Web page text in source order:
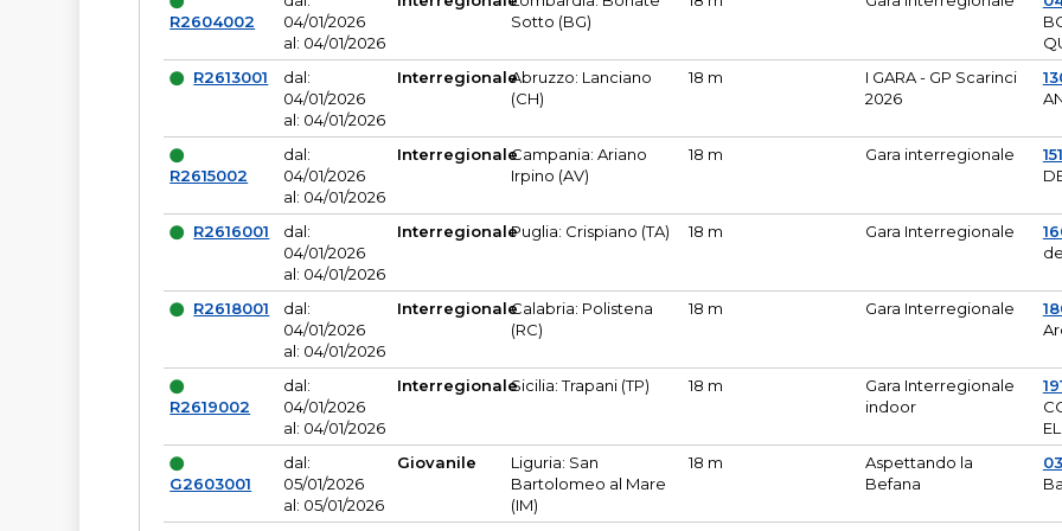
R2604002
04/01/2026
al: 04/01/2026
Sotto (BG)
R2613001
dal:
04/01/2026
al: 04/01/2026
InterregionaleAbruzzo: Lanciano
(CH)
18 m
I GARA - GP Scarinci
2026
R2615002
dal:
04/01/2026
al: 04/01/2026
InterregionaleCampania: Ariano
Irpino (AV)
18 m Gara interregionale
R2616001
dal:
04/01/2026
al: 04/01/2026
InterregionalePuglia: Crispiano (TA) 18 m Gara Interregionale
R2618001
dal:
04/01/2026
al: 04/01/2026
InterregionaleCalabria: Polistena
(RC)
18 m Gara Interregionale
R2619002
dal:
04/01/2026
al: 04/01/2026
InterregionaleSicilia: Trapani (TP) 18 m
Gara Interregionale
indoor
G2603001
dal:
05/01/2026
al: 05/01/2026
Giovanile
Liguria: San
Bartolomeo al Mare
(IM)
18 m
Aspettando la
Befana